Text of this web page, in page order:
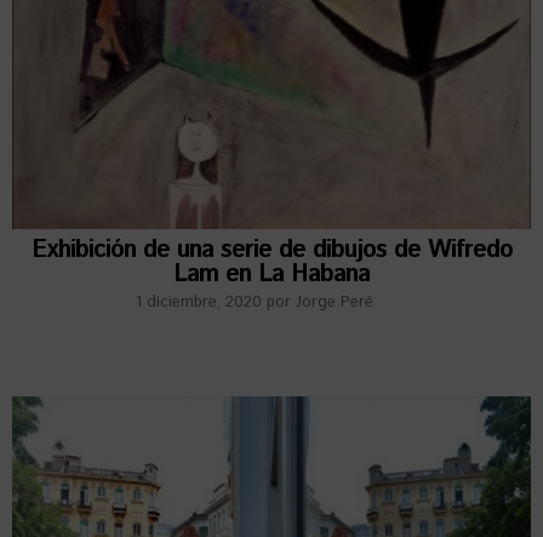
Exhibición de una serie de dibujos de Wifredo
Lam en La Habana
1 diciembre, 2020 por Jorge Peré